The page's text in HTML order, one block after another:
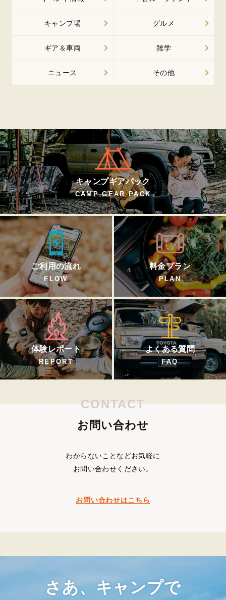
キャンプ場 グルメ
ギア＆車両 雑学
ニュース その他
キャンプギアパック
CAMP GEAR PACK
ご利用の流れ
FLOW
料金プラン
PLAN
体験レポート
REPORT
よくある質問
FAQ
CONTACT
お問い合わせ
わからないことなどお気軽に
お問い合わせください。
お問い合わせはこちら
さあ、キャンプで